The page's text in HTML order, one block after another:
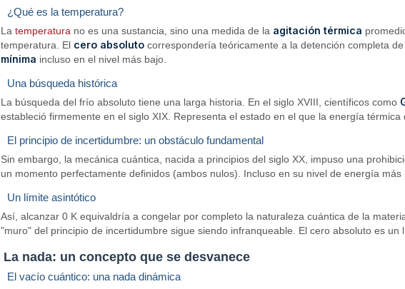
¿Qué es la temperatura?
Latemperatura no es una sustancia, sino una medida de la agitación térmica
temperatura. El cero absoluto correspondería teóricamente a la detención completa
mínima incluso en el nivel más bajo.
Una búsqueda histórica
La búsqueda del frío absoluto tiene una larga historia. En el siglo XVIII, científicos como
estableció firmemente en el siglo XIX. Representa el estado en el que la energía
El principio de incertidumbre: un obstáculo fundamental
Sin embargo, la mecánica cuántica, nacida a principios del siglo XX, impuso una
un momento perfectamente definidos (ambos nulos). Incluso en su nivel de energía
Un límite asintótico
Así, alcanzar 0 K equivaldría a congelar por completo la naturaleza cuántica de la
"muro" del principio de incertidumbre sigue siendo infranqueable. El cero absoluto es un
La nada: un concepto que se desvanece
El vacío cuántico: una nada dinámica